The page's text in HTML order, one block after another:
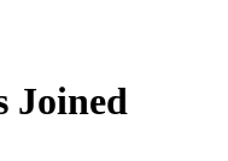
Joined